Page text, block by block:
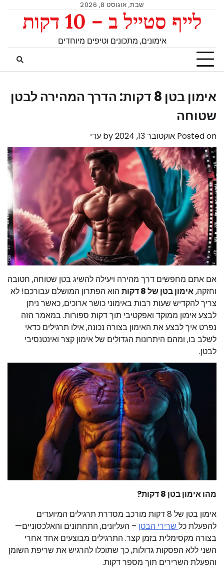
שבת, אוגוסט 8, 2026
לייף סטייל ב – 10 דקות
אימונים, מתכונים וטיפים מיוחדים
אימון בטן 8 דקות: הדרך המהירה לבטן
שטוחה
Posted on אוקטובר 13, 2024 עדי
אם אתם מחפשים דרך מהירה ויעילה להשיג בטן שטוחה, חטובה
וחזקה,אימון בטן של 8 דקות
הוא הפתרון המושלם עבורכם! לא
צריך להקדיש שעות רבות באימוני כושר ארוכים, כאשר ניתן
לבצע אימון ממוקד ואפקטיבי תוך דקות ספורות. במאמר הזה
נפרט איך לבצע את האימון בצורה נכונה, אילו תרגילים כדאי
לשלב בו, ומהם היתרונות הגדולים של אימון קצר ואינטנסיבי
לבטן.
מהו אימון בטן 8 דקות?
אימון בטן של 8 דקות מורכב מסדרת תרגילים המיועדים
להפעלת כל שרירי הבטן – העליונים, התחתונים והאלכסוניים—
בצורה מקסימלית בזמן קצר. התרגילים מבוצעים אחד אחרי
השני ללא הפסקות גדולות, כך שתוכלו להרגיש את שריפת השומן
והפעלת השרירים תוך מספר דקות.